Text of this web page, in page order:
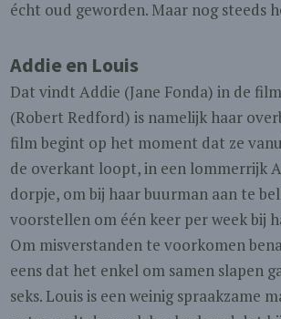
écht oud geworden. Maar nog steeds
Addie en Louis
Dat vindt Addie (Jane Fonda) in de
(Robert Redford) is namelijk haar
film begint op het moment dat ze
de overkant loopt, in een lommerrijk
dorpje, om bij haar buurman aan te
voorstellen om één keer per week bij
Om misverstanden te voorkomen
eens dat het enkel om samen slapen
seks. Louis is een weinig spraakzame